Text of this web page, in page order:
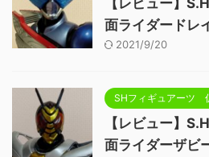
【レビュー】
面ライダードレ
2021/9/20
SHフィギュアーツ
【レビュー】
面ライダーザビ